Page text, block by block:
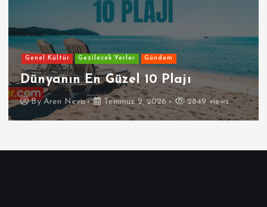
Genel Kültür Gezilecek Yerler Gündem
Dünyanın En Güzel 10 Plajı
ByAren Neva Temmuz 2, 2026 2849 views